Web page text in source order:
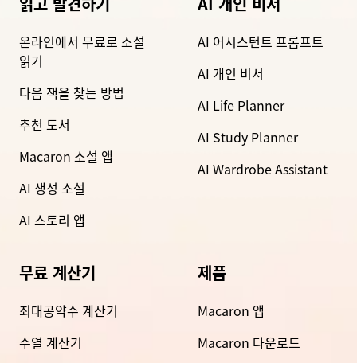
온라인에서 무료로 소설
읽기
다음 책을 찾는 방법
추천 도서
Macaron 소설 앱
AI 생성 소설
AI 스토리 앱
AI 어시스턴트 프롬프트
AI 개인 비서
AI Life Planner
AI Study Planner
AI Wardrobe Assistant
무료 계산기
최대공약수 계산기
수열 계산기
제품
Macaron 앱
Macaron 다운로드